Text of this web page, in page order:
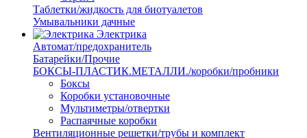
Таблетки/жидкость для биотуалетов
Умывальники дачные
Электрика
Автомат/предохранитель
Батарейки/Прочие
БОКСЫ-ПЛАСТИК.МЕТАЛЛИ./коробки/пробники
Боксы
Коробки установочные
Мультиметры/отвертки
Распаячные коробки
Вентиляционные решетки/трубы и комплект